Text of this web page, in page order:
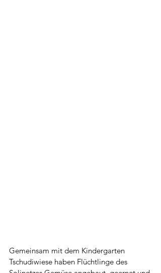
Gemeinsam mit dem Kindergarten
Tschudiwiese haben Flüchtlinge des